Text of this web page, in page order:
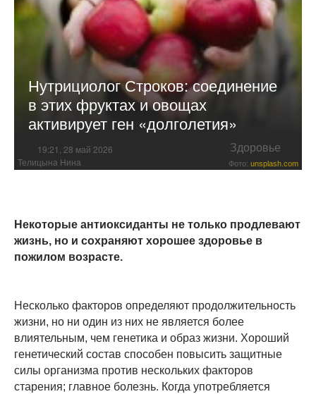
Нутрициолог Строков: соединение
в этих фруктах и овощах
активирует ген «долголетия»
19:21, 28 май 2026 Здоровье
Телицына Нина Фото: unsplash.com
Некоторые антиоксиданты не только продлевают
жизнь, но и сохраняют хорошее здоровье в
пожилом возрасте.
Несколько факторов определяют продолжительность
жизни, но ни один из них не является более
влиятельным, чем генетика и образ жизни. Хороший
генетический состав способен повысить защитные
силы организма против нескольких факторов
старения; главное болезнь. Когда употребляется